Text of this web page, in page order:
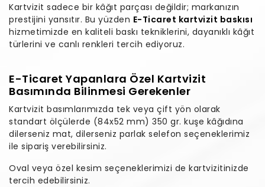
Kartvizit sadece bir kâğıt parçası değildir; markanızın
prestijini yansıtır. Bu yüzden E-Ticaret kartvizit baskısı
hizmetimizde en kaliteli baskı tekniklerini, dayanıklı kâğıt
türlerini ve canlı renkleri tercih ediyoruz.
E-Ticaret Yapanlara Özel Kartvizit
Basımında Bilinmesi Gerekenler
Kartvizit basımlarımızda tek veya çift yön olarak
standart ölçülerde (84x52 mm) 350 gr. kuşe kâğıdına
dilerseniz mat, dilerseniz parlak selefon seçeneklerimiz
ile sipariş verebilirsiniz.
Oval veya özel kesim seçeneklerimizi de kartvizitinizde
tercih edebilirsiniz.